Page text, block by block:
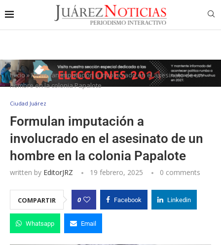
Inicio»Formulan imputación a involucrado en el asesinato de un
hombre en la colonia Papalote
Ciudad Juárez
Formulan imputación a
involucrado en el asesinato de un
hombre en la colonia Papalote
written by EditorJRZ 19 febrero, 2025 0 comments
COMPARTIR 0 Facebook Linkedin
Whatsapp Email